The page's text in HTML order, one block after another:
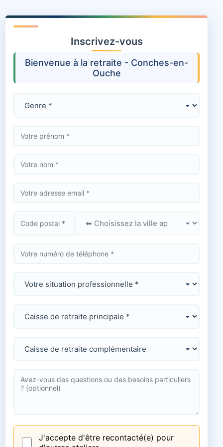
Inscrivez-vous
Bienvenue à la retraite - Conches-en-
Ouche
J'accepte d'être recontacté(e) pour